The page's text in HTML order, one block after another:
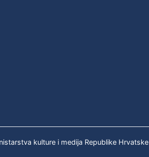
kulture i medija Republike Hrvatske